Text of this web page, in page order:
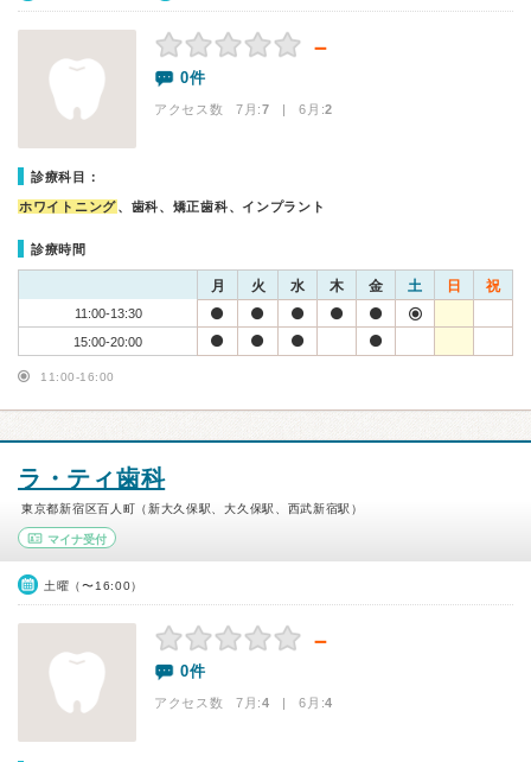
－
0件
アクセス数 7月:7 | 6月:2
診療科目：
ホワイトニング、歯科、矯正歯科、インプラント
診療時間
月 火 水 木 金 土 日 祝
11:00-13:30
15:00-20:00
11:00-16:00
ラ・ティ歯科
東京都新宿区百人町（新大久保駅、大久保駅、西武新宿駅）
マイナ受付
土曜（〜16:00）
－
0件
アクセス数 7月:4 | 6月:4